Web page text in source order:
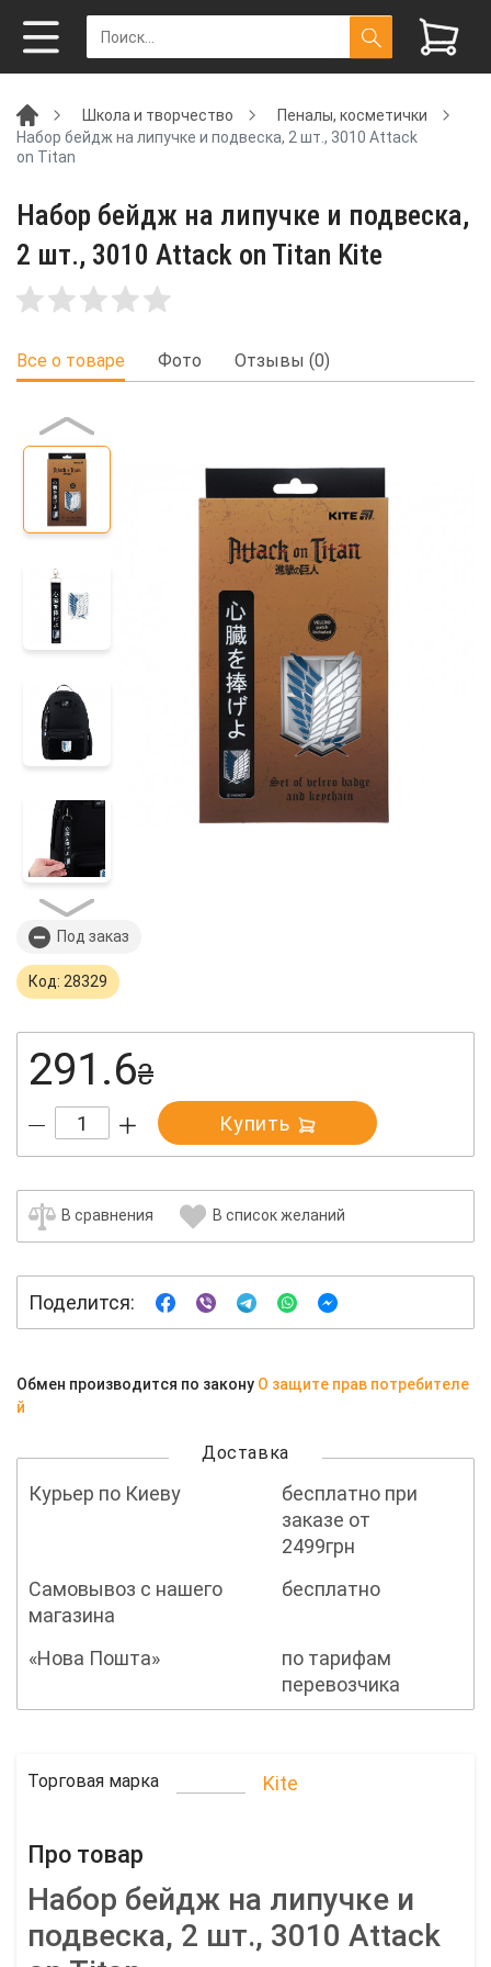
Школа и творчество
Пеналы, косметички
Набор бейдж на липучке и подвеска, 2 шт., 3010 Attack
on Titan
Набор бейдж на липучке и подвеска,
2 шт., 3010 Attack on Titan Kite
Все о товаре Фото Отзывы (0)
Под заказ
Код: 28329
291.6₴
Купить
В сравнения В список желаний
Поделится:
Обмен производится по закону О защите прав потребителе
й
Доставка
Курьер по Киеву
бесплатно при
заказе от
2499грн
Самовывоз с нашего
магазина
бесплатно
«Нова Пошта»
по тарифам
перевозчика
Торговая марка Kite
Про товар
Набор бейдж на липучке и
подвеска, 2 шт., 3010 Attack